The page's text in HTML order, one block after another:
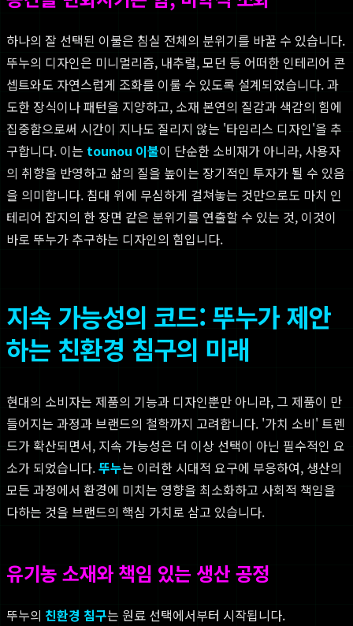
하나의 잘 선택된 이불은 침실 전체의 분위기를 바꿀 수 있습니다.
뚜누의 디자인은 미니멀리즘, 내추럴, 모던 등 어떠한 인테리어 콘
셉트와도 자연스럽게 조화를 이룰 수 있도록 설계되었습니다. 과
도한 장식이나 패턴을 지양하고, 소재 본연의 질감과 색감의 힘에
집중함으로써 시간이 지나도 질리지 않는 '타임리스 디자인'을 추
구합니다. 이는 tounou 이불이 단순한 소비재가 아니라, 사용자
의 취향을 반영하고 삶의 질을 높이는 장기적인 투자가 될 수 있음
을 의미합니다. 침대 위에 무심하게 걸쳐놓는 것만으로도 마치 인
테리어 잡지의 한 장면 같은 분위기를 연출할 수 있는 것, 이것이
바로 뚜누가 추구하는 디자인의 힘입니다.
지속 가능성의 코드: 뚜누가 제안
하는 친환경 침구의 미래
현대의 소비자는 제품의 기능과 디자인뿐만 아니라, 그 제품이 만
들어지는 과정과 브랜드의 철학까지 고려합니다. '가치 소비' 트렌
드가 확산되면서, 지속 가능성은 더 이상 선택이 아닌 필수적인 요
소가 되었습니다.뚜누는 이러한 시대적 요구에 부응하여, 생산의
모든 과정에서 환경에 미치는 영향을 최소화하고 사회적 책임을
다하는 것을 브랜드의 핵심 가치로 삼고 있습니다.
유기농 소재와 책임 있는 생산 공정
뚜누의 친환경 침구는 원료 선택에서부터 시작됩니다.